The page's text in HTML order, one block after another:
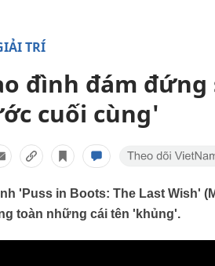
TRÍ
đình đám
cuối cùng'
'Puss in Boots: The Last Wish'
toàn những cái tên 'khủng'.